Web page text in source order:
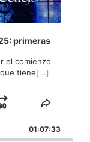
primeras
el comienzo
tiene[...]
Jump
Forward
Share
01:07:33